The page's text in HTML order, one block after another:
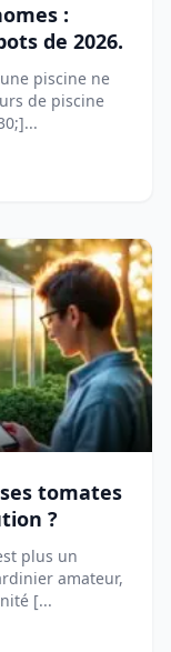
:
de 2026.
piscine ne
de piscine
tomates
?
plus un
amateur,
[...